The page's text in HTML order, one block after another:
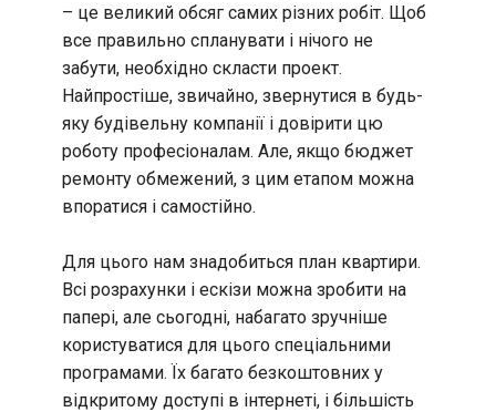
– це великий обсяг самих різних робіт. Щоб
все правильно спланувати і нічого не
забути, необхідно скласти проект.
Найпростіше, звичайно, звернутися в будь-
яку будівельну компанії і довірити цю
роботу професіоналам. Але, якщо бюджет
ремонту обмежений, з цим етапом можна
впоратися і самостійно.
Для цього нам знадобиться план квартири.
Всі розрахунки і ескізи можна зробити на
папері, але сьогодні, набагато зручніше
користуватися для цього спеціальними
програмами. Їх багато безкоштовних у
відкритому доступі в інтернеті, і більшість